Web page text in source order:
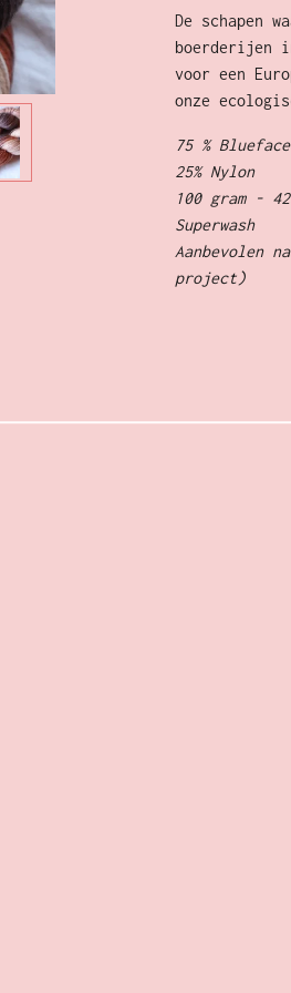
De schapen
boerderijen
voor een
onze
75 %
25% Nylon
100 gram -
Superwash
Aanbevolen
project)